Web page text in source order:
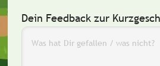
Dein Feedback zur